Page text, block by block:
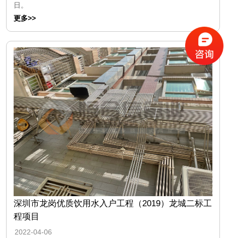
日。
更多>>
深圳市龙岗优质饮用水入户工程（2019）龙城二标工
程项目
2022-04-06